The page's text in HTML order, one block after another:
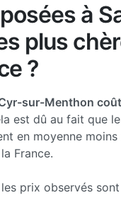
à
plus
?
sur-Menthon
est dû au fait que
en moyenne moins
France.
prix observés